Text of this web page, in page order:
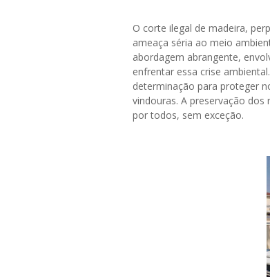
O corte ilegal de madeira,
ameaça séria ao meio
abordagem abrangente,
enfrentar essa crise
determinação para proteger
vindouras. A preservação
por todos, sem exceção.